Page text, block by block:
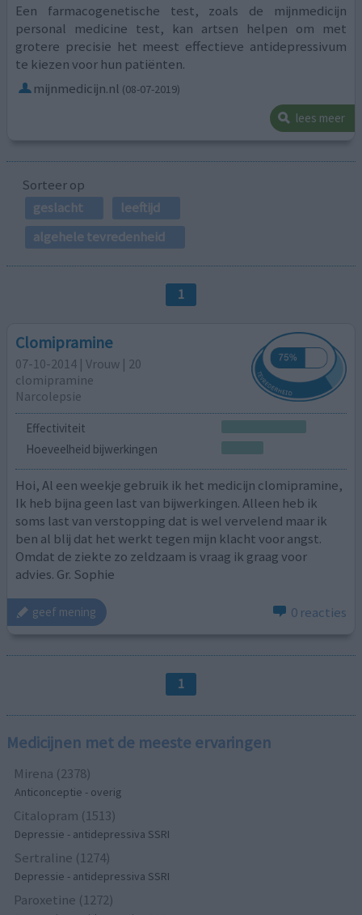
Een farmacogenetische test, zoals de mijnmedicijn
personal medicine test, kan artsen helpen om met
grotere precisie het meest effectieve antidepressivum
te kiezen voor hun patiënten.
mijnmedicijn.nl (08-07-2019)
lees meer
Sorteer op
geslacht
leeftijd
algehele tevredenheid
1
Clomipramine
07-10-2014 | Vrouw | 20
clomipramine
Narcolepsie
Effectiviteit
Hoeveelheid bijwerkingen
Hoi, Al een weekje gebruik ik het medicijn clomipramine,
Ik heb bijna geen last van bijwerkingen. Alleen heb ik
soms last van verstopping dat is wel vervelend maar ik
ben al blij dat het werkt tegen mijn klacht voor angst.
Omdat de ziekte zo zeldzaam is vraag ik graag voor
advies. Gr. Sophie
geef mening 0 reacties
1
Medicijnen met de meeste ervaringen
Mirena (2378)
Anticonceptie - overig
Citalopram (1513)
Depressie - antidepressiva SSRI
Sertraline (1274)
Depressie - antidepressiva SSRI
Paroxetine (1272)